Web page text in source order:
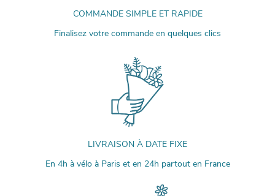
COMMANDE SIMPLE ET RAPIDE
Finalisez votre commande en quelques clics
LIVRAISON À DATE FIXE
En 4h à vélo à Paris et en 24h partout en France